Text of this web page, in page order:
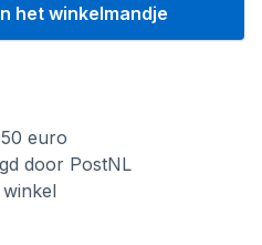
het winkelmandje
euro
door PostNL